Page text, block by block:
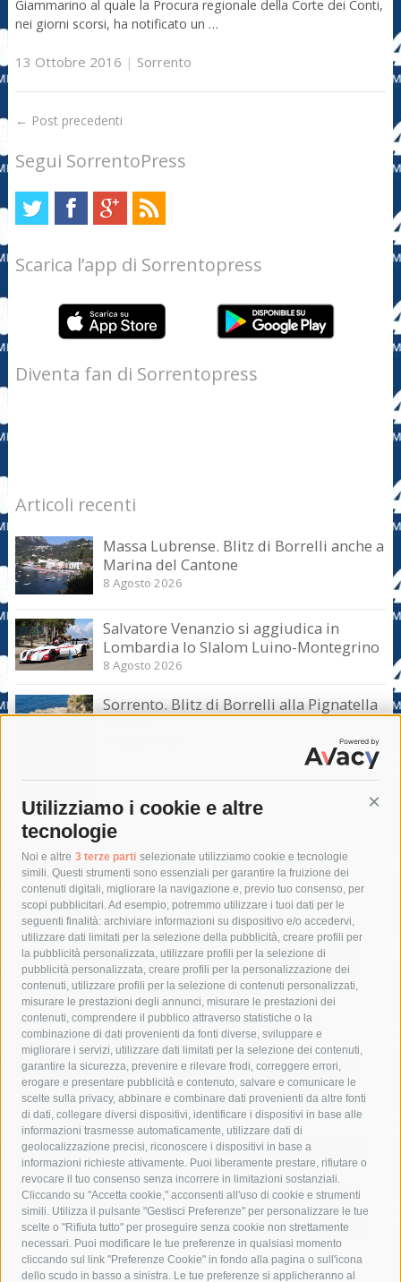
Utilizziamo i cookie e altre
tecnologie
Noi e altre 3 terze parti selezionate utilizziamo cookie e tecnologie
simili. Questi strumenti sono essenziali per garantire la fruizione dei
contenuti digitali, migliorare la navigazione e, previo tuo consenso, per
scopi pubblicitari. Ad esempio, potremmo utilizzare i tuoi dati per le
seguenti finalità: archiviare informazioni su dispositivo e/o accedervi,
utilizzare dati limitati per la selezione della pubblicità, creare profili per
la pubblicità personalizzata, utilizzare profili per la selezione di
pubblicità personalizzata, creare profili per la personalizzazione dei
contenuti, utilizzare profili per la selezione di contenuti personalizzati,
misurare le prestazioni degli annunci, misurare le prestazioni dei
contenuti, comprendere il pubblico attraverso statistiche o la
combinazione di dati provenienti da fonti diverse, sviluppare e
migliorare i servizi, utilizzare dati limitati per la selezione dei contenuti,
garantire la sicurezza, prevenire e rilevare frodi, correggere errori,
erogare e presentare pubblicità e contenuto, salvare e comunicare le
scelte sulla privacy, abbinare e combinare dati provenienti da altre fonti
di dati, collegare diversi dispositivi, identificare i dispositivi in base alle
informazioni trasmesse automaticamente, utilizzare dati di
geolocalizzazione precisi, riconoscere i dispositivi in base a
informazioni richieste attivamente. Puoi liberamente prestare, rifiutare o
revocare il tuo consenso senza incorrere in limitazioni sostanziali.
Cliccando su "Accetta cookie," acconsenti all'uso di cookie e strumenti
simili. Utilizza il pulsante "Gestisci Preferenze" per personalizzare le tue
scelte o "Rifiuta tutto" per proseguire senza cookie non strettamente
necessari. Puoi modificare le tue preferenze in qualsiasi momento
cliccando sul link "Preferenze Cookie" in fondo alla pagina o sull'icona
dello scudo in basso a sinistra. Le tue preferenze si applicheranno al
Giammarino al quale la Procura regionale della Corte dei Conti,
nei giorni scorsi, ha notificato un …
13 Ottobre 2016 | Sorrento
← Post precedenti
Segui SorrentoPress
Scarica l’app di Sorrentopress
Diventa fan di Sorrentopress
Articoli recenti
Massa Lubrense. Blitz di Borrelli anche a
Marina del Cantone
8 Agosto 2026
Salvatore Venanzio si aggiudica in
Lombardia lo Slalom Luino-Montegrino
8 Agosto 2026
Sorrento. Blitz di Borrelli alla Pignatella
– video –
Tag
acqua allerta meteo
anas
area marina protetta di punta campanella
arresto
Asl Napoli 3 sud
capitaneria di porto capri
carabinieri
castellammare di stabia
circumvesuviana
comune di sorrento
concerto
contagi
costiera amalfitana
covid-19 eav
elezioni
fondazione sorrento
gori guardia costiera
incidente
lavori
lorenzo balducelli mare
massa lubrense
massimo coppola
Meta napoli
ordinanza
penisola sorrentina
piano di sorrento
polizia municipale
protezione civile
Regione Campania
sant'agnello
sindaco cuomo
sorrento studenti temporali
treni
turismo
Vico Equense villa fiorentino vincenzo de luca